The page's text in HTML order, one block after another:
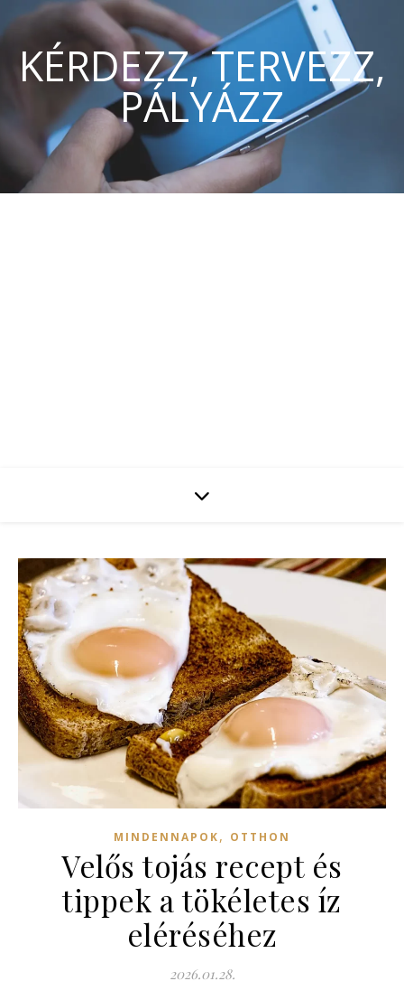
KÉRDEZZ, TERVEZZ,
PÁLYÁZZ
MINDENNAPOK, OTTHON
Velős tojás recept és
tippek a tökéletes íz
eléréséhez
2026.01.28.